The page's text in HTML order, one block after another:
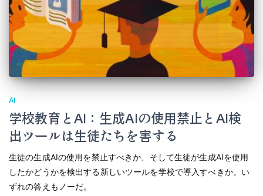
AI
学校教育とAI：生成AIの使用禁止とAI検
出ツールは生徒たちを害する
生徒の生成AIの使用を禁止すべきか、そして生徒が生成AIを使用
したかどうかを検出する新しいツールを学校で導入すべきか。い
ずれの答えもノーだ。